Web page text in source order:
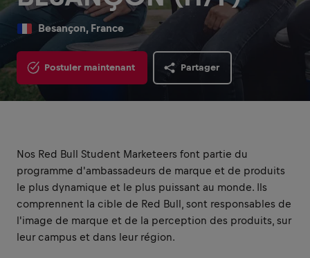
Besançon, France
Postuler maintenant Partager
Nos Red Bull Student Marketeers font partie du
programme d'ambassadeurs de marque et de produits
le plus dynamique et le plus puissant au monde. Ils
comprennent la cible de Red Bull, sont responsables de
l'image de marque et de la perception des produits, sur
leur campus et dans leur région.